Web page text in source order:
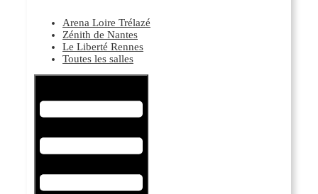
Arena Loire Trélazé
Zénith de Nantes
Le Liberté Rennes
Toutes les salles